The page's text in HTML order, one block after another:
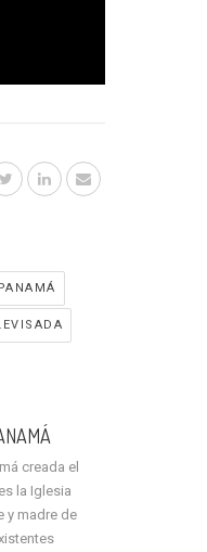
creada el
la Iglesia
y madre de